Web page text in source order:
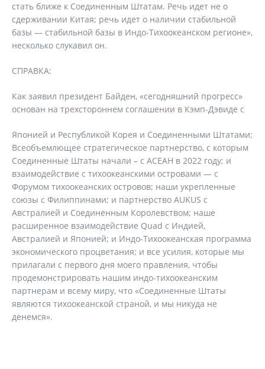
стать ближе к Соединенным Штатам. Речь идет не о
сдерживании Китая; речь идет о наличии стабильной
базы — стабильной базы в Индо-Тихоокеанском регионе»,
несколько слукавил он.
СПРАВКА:
Как заявил президент Байден, «сегодняшний прогресс»
основан на трехстороннем соглашении в Кэмп-Дэвиде с
Японией и Республикой Корея и Соединенными Штатами;
Всеобъемлющее стратегическое партнерство, с которым
Соединенные Штаты начали – с АСЕАН в 2022 году; и
взаимодействие с тихоокеанскими островами — с
Форумом тихоокеанских островов; наши укрепленные
союзы с Филиппинами; и партнерство AUKUS с
Австралией и Соединенным Королевством; наше
расширенное взаимодействие Quad с Индией,
Австралией и Японией; и Индо-Тихоокеанская программа
экономического процветания; и все усилия, которые мы
прилагали с первого дня моего правления, чтобы
продемонстрировать нашим индо-тихоокеанским
партнерам и всему миру, что «Соединенные Штаты
являются тихоокеанской страной, и мы никуда не
денемся».